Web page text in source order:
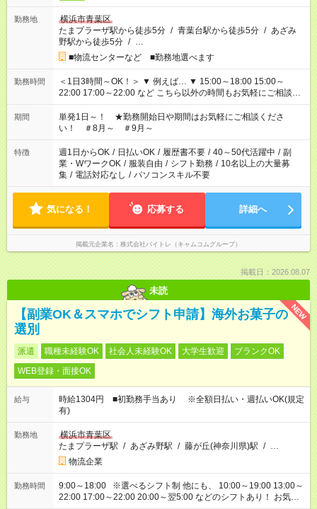
勤務地
横浜市青葉区
たまプラーザ駅から徒歩5分 / 青葉台駅から徒歩5分 / あざみ
野駅から徒歩5分 / …
■物流センターなど ■勤務地選べます
勤務時間
＜1日3時間～OK！＞ ▼ 例えば… ▼ 15:00～18:00 15:00～
22:00 17:00～22:00 など こちら以外の時間もお気軽にご相談く
ださい！
期間
単発1日～！ ★勤務開始日や期間はお気軽にご相談くださ
い！ ＃8月～ ＃9月～
特徴 週1日からOK / 日払いOK / 履歴書不要 / 40～50代活躍中 / 副
業・WワークOK / 服装自由 / シフト勤務 / 10名以上の大量募
集 / 電話対応なし / パソコンスキル不要
気になる！ 応募する 詳細へ
掲載元企業名 株式会社バイトレ（キャムコムグループ）
掲載日：2026.08.07
未読
NEW
【副業OK＆スマホでシフト申請】海外お菓子の
選別
派遣 職種未経験OK 社会人未経験OK 大学生歓迎
ブランクOK
WEB登録・面接OK
給与
時給1304円 ■初勤務手当あり ※全額日払い・週払いOK(規定
有)
勤務地
横浜市青葉区
たまプラーザ駅 / あざみ野駅 / 藤が丘(神奈川県)駅 / …
物流企業
勤務時間
9:00～18:00 ※選べるシフト制 他にも、 10:00～19:00 13:00～
22:00 17:00～22:00 20:00～翌5:00 などのシフトあり！ お気軽